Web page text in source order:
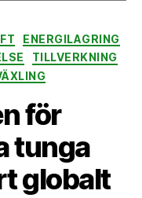
ENERGILAGRING
TILLVERKNING
för
tunga
globalt